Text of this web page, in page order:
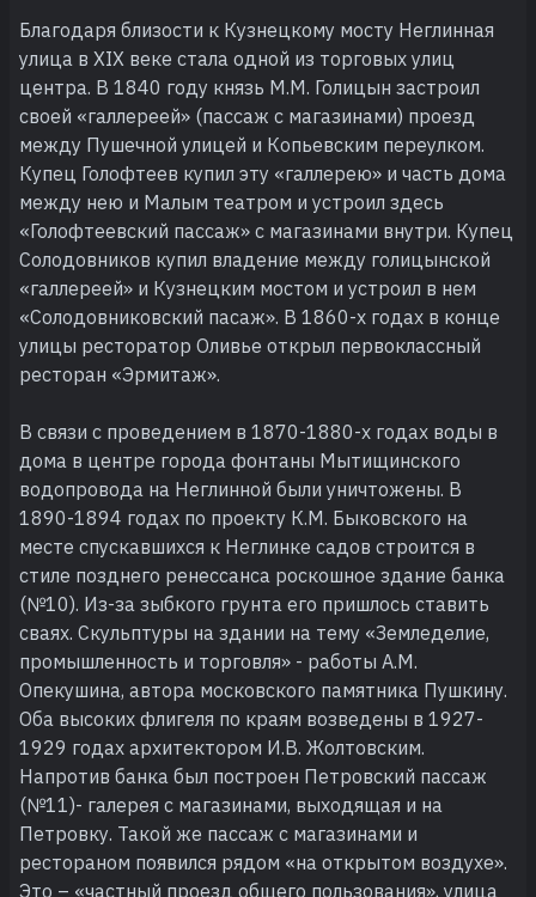
Благодаря близости к Кузнецкому мосту Неглинная
улица в XIX веке стала одной из торговых улиц
центра. В 1840 году князь М.М. Голицын застроил
своей «галлереей» (пассаж с магазинами) проезд
между Пушечной улицей и Копьевским переулком.
Купец Голофтеев купил эту «галлерею» и часть дома
между нею и Малым театром и устроил здесь
«Голофтеевский пассаж» с магазинами внутри. Купец
Солодовников купил владение между голицынской
«галлереей» и Кузнецким мостом и устроил в нем
«Солодовниковский пасаж». В 1860-х годах в конце
улицы ресторатор Оливье открыл первоклассный
ресторан «Эрмитаж».
В связи с проведением в 1870-1880-х годах воды в
дома в центре города фонтаны Мытищинского
водопровода на Неглинной были уничтожены. В
1890-1894 годах по проекту К.М. Быковского на
месте спускавшихся к Неглинке садов строится в
стиле позднего ренессанса роскошное здание банка
(№10). Из-за зыбкого грунта его пришлось ставить
сваях. Скульптуры на здании на тему «Земледелие,
промышленность и торговля» - работы А.М.
Опекушина, автора московского памятника Пушкину.
Оба высоких флигеля по краям возведены в 1927-
1929 годах архитектором И.В. Жолтовским.
Напротив банка был построен Петровский пассаж
(№11)- галерея с магазинами, выходящая и на
Петровку. Такой же пассаж с магазинами и
рестораном появился рядом «на открытом воздухе».
Это – «частный проезд общего пользования», улица